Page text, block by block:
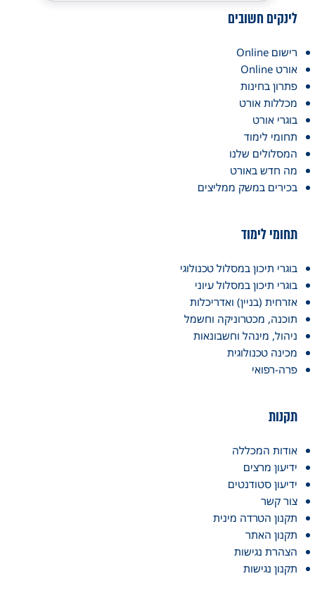
לינקים חשובים
רישום Online
אורט Online
פתרון בחינות
מכללות אורט
בוגרי אורט
תחומי לימוד
המסלולים שלנו
מה חדש באורט
בכירים במשק ממליצים
תחומי לימוד
בוגרי תיכון במסלול טכנולוגי
בוגרי תיכון במסלול עיוני
אזרחית (בניין) ואדריכלות
תוכנה, מכטרוניקה וחשמל
ניהול, מינהל וחשבונאות
מכינה טכנולוגית
פרה-רפואי
תקנות
אודות המכללה
ידיעון מרצים
ידיעון סטודנטים
צור קשר
תקנון הטרדה מינית
תקנון האתר
הצהרת נגישות
תקנון נגישות